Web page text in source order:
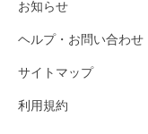
お知らせ
ヘルプ・お問い合わせ
サイトマップ
利用規約